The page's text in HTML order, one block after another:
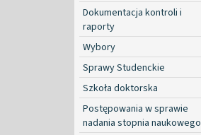
Dokumentacja kontroli i
raporty
Wybory
Sprawy Studenckie
Szkoła doktorska
Postępowania w sprawie
nadania stopnia naukowego